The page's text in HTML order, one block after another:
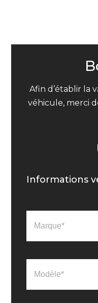
Afin d’établir la
véhicule, merci
Informations